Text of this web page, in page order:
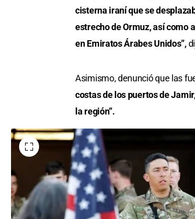
cisterna iraní que se
estrecho de Ormuz, así como
en Emiratos Árabes Unidos”,
Asimismo, denunció que las
costas de los puertos de
la región”.